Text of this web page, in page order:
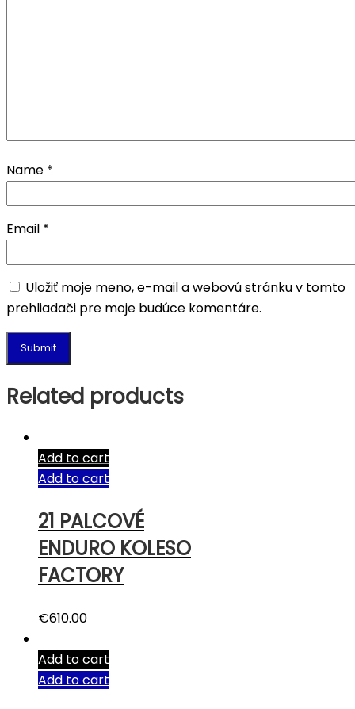
Name *
Email *
Uložiť moje meno, e-mail a webovú stránku v tomto
prehliadači pre moje budúce komentáre.
Related products
Add to cart
Add to cart
21 PALCOVÉ
ENDURO KOLESO
FACTORY
€610.00
Add to cart
Add to cart